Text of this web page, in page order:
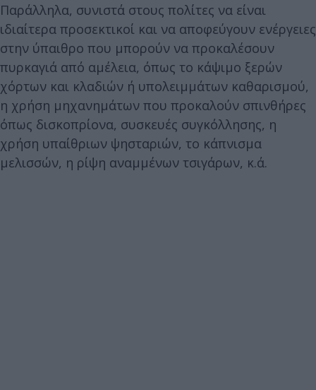
Παράλληλα, συνιστά στους πολίτες να είναι
ιδιαίτερα προσεκτικοί και να αποφεύγουν ενέργειες
στην ύπαιθρο που μπορούν να προκαλέσουν
πυρκαγιά από αμέλεια, όπως το κάψιμο ξερών
χόρτων και κλαδιών ή υπολειμμάτων καθαρισμού,
η χρήση μηχανημάτων που προκαλούν σπινθήρες
όπως δισκοπρίονα, συσκευές συγκόλλησης, η
χρήση υπαίθριων ψησταριών, το κάπνισμα
μελισσών, η ρίψη αναμμένων τσιγάρων, κ.ά.